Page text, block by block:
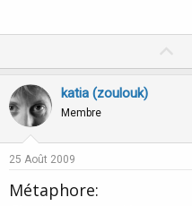
p
t
katia (zoulouk)
Membre
25 Août 2009
Métaphore: